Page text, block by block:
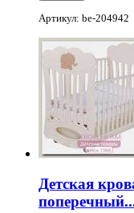
Артикул: be-204942
Детская